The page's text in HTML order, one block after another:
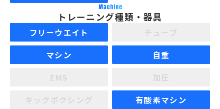
Machine
トレーニング種類・器具
フリーウエイト
マシン
自重
有酸素マシン